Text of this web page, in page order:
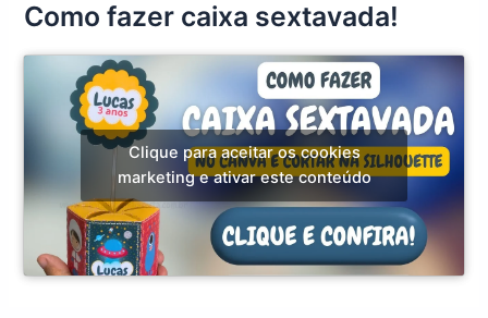
Como fazer caixa sextavada!
Clique para aceitar os cookies
marketing e ativar este conteúdo